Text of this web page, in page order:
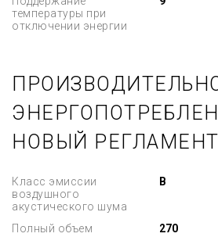
температуры при
отключении энергии
НОВЫЙ РЕГЛАМЕНТ
Класс эмиссии
воздушного
акустического шума
B
Полный объем
270